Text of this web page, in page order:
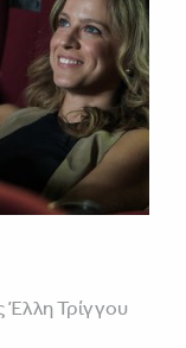
Έλλη Τρίγγου